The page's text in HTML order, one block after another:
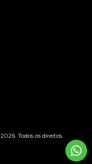
Todos os direitos